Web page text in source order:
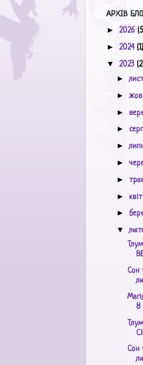
АРХІВ
► 2026
► 2024 (1)
▼ 2023
►
►
►
►
►
►
►
►
►
▼
Сон
8
Сон